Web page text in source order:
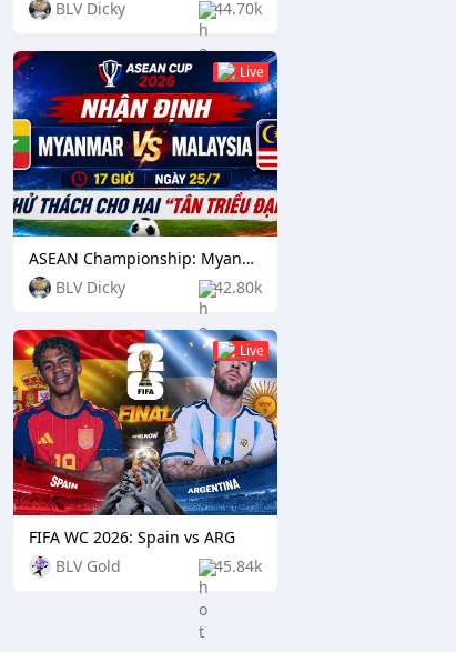
BLV Dicky 44.70k
Live
BLV Dicky 42.80k
ASEAN Championship: Myanmar vs Malaysia
Live
BLV Gold 45.84k
FIFA WC 2026: Spain vs ARG